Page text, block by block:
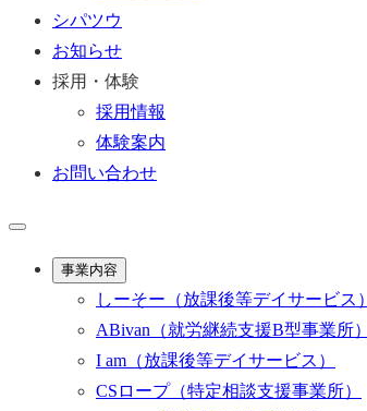
シパツウ
お知らせ
採用・体験
採用情報
体験案内
お問い合わせ
事業内容
しーそー （放課後等デイサービス）
ABivan （就労継続支援B型事業所）
I am （放課後等デイサービス）
CSロープ（特定相談支援事業所）